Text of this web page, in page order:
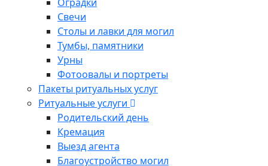
Свечи
Столы и лавки для могил
Тумбы, памятники
Урны
Фотоовалы и портреты
Пакеты ритуальных услуг
Ритуальные услуги
Родительский день
Кремация
Выезд агента
Благоустройство могил